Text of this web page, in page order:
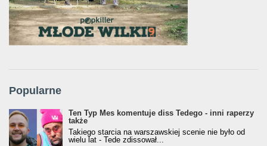
Popularne
Ten Typ Mes komentuje diss Tedego - inni raperzy
także
Takiego starcia na warszawskiej scenie nie było od
wielu lat - Tede zdissował...